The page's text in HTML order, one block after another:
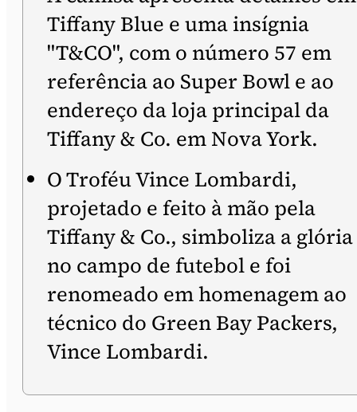
Tiffany Blue e uma insígnia
"T&CO", com o número 57 em
referência ao Super Bowl e ao
endereço da loja principal da
Tiffany & Co. em Nova York.
O Troféu Vince Lombardi,
projetado e feito à mão pela
Tiffany & Co., simboliza a glória
no campo de futebol e foi
renomeado em homenagem ao
técnico do Green Bay Packers,
Vince Lombardi.